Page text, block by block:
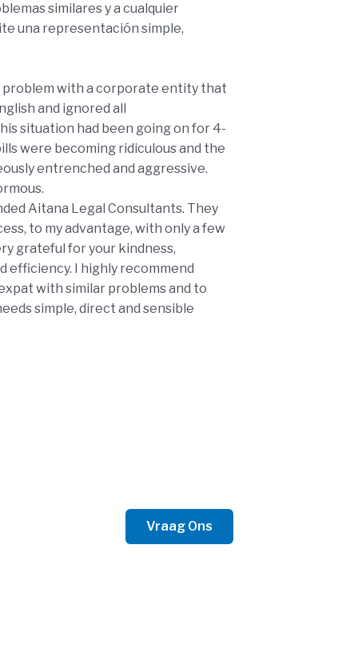
Vraag Ons